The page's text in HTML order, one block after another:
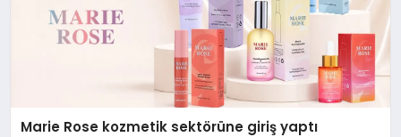
Marie Rose kozmetik sektörüne giriş yaptı